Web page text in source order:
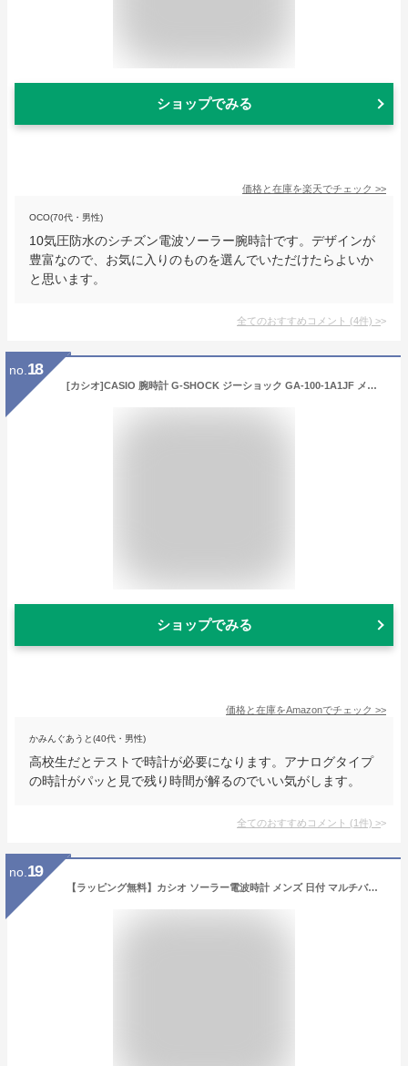
ショップでみる
価格と在庫を楽天でチェック >>
OCO(70代・男性)
10気圧防水のシチズン電波ソーラー腕時計です。デザインが
豊富なので、お気に入りのものを選んでいただけたらよいか
と思います。
全てのおすすめコメント (4件) >
no. 18
[カシオ]CASIO 腕時計 G-SHOCK ジーショック GA-100-1A1JF メンズ
ショップでみる
価格と在庫をAmazonでチェック >>
かみんぐあうと(40代・男性)
高校生だとテストで時計が必要になります。アナログタイプ
の時計がパッと見で残り時間が解るのでいい気がします。
全てのおすすめコメント (1件) >
no. 19
【ラッピング無料】カシオ ソーラー電波時計 メンズ 日付 マルチバンド6 腕時計 白 ソーラー 電波 10気圧防水 腕時計 casio wave ceptor クロノグラフ アナログ 防水 ウェーブセプター ギフト プレゼント 日付 おしゃれ バレンタイン 入学祝い 卒業 就職祝い 送料無料【RSL】